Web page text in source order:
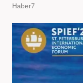
Haber7